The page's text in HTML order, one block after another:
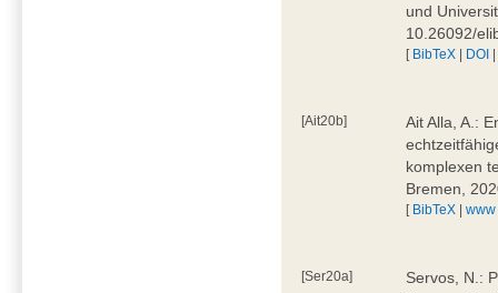
und
10.26092/
[ BibTeX | DOI
[Ait20b]
Ait Alla, A.:
komplexen
Bremen,
[ BibTeX |www
[Ser20a]
Servos, N.: